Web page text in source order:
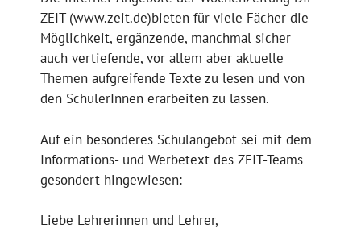
ZEIT (www.zeit.de)bieten für viele Fächer die
Möglichkeit, ergänzende, manchmal sicher
auch vertiefende, vor allem aber aktuelle
Themen aufgreifende Texte zu lesen und von
den SchülerInnen erarbeiten zu lassen.
Auf ein besonderes Schulangebot sei mit dem
Informations- und Werbetext des ZEIT-Teams
gesondert hingewiesen:
Liebe Lehrerinnen und Lehrer,